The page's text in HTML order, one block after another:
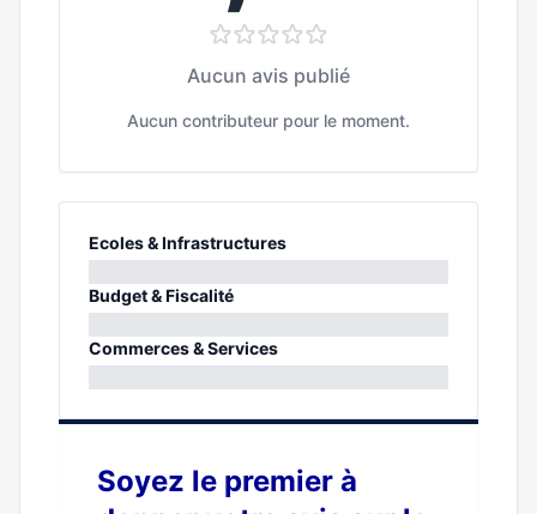
Aucun avis publié
Aucun contributeur pour le moment.
Ecoles & Infrastructures
0%
Budget & Fiscalité
0%
Commerces & Services
Soyez le premier à